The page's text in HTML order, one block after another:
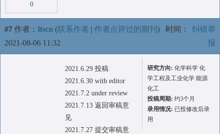
0
#7 作者： ltscn (联系作者 | 作者点评过的期刊 ) 时间：
2021-08-06 11:32
纠错举
报
2021.6.29 投稿
2021.6.30 with editor
2021.7.2 under review
2021.7.13 返回审稿意
见
2021.7.27 提交审稿意
研究方向: 化学科学 化
学工程及工业化学 能源
化工
投稿周期: 约3个月
录用情况: 已投修改后录
用